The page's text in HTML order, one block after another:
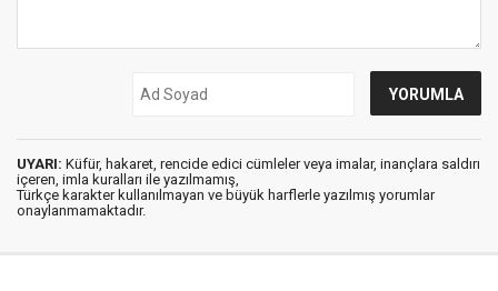
UYARI: Küfür, hakaret, rencide edici cümleler veya imalar, inançlara saldırı
içeren, imla kuralları ile yazılmamış,
Türkçe karakter kullanılmayan ve büyük harflerle yazılmış yorumlar
onaylanmamaktadır.